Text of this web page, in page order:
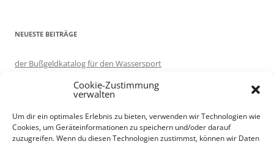
NEUESTE BEITRÄGE
der Bußgeldkatalog für den Wassersport
Motorboot ausprobieren – auf Korfu
Trailer renovieren
Cookie-Zustimmung
verwalten
Um dir ein optimales Erlebnis zu bieten, verwenden wir Technologien wie
Cookies, um Geräteinformationen zu speichern und/oder darauf
zuzugreifen. Wenn du diesen Technologien zustimmst, können wir Daten